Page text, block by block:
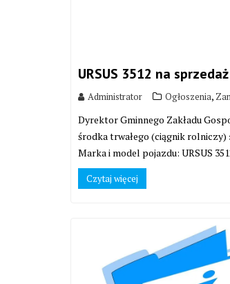
URSUS 3512 na sprzedaż
Administrator Ogłoszenia,
Dyrektor Gminnego Zakładu
środka trwałego (ciągnik rolniczy)
Marka i model pojazdu: URSUS
Czytaj więcej